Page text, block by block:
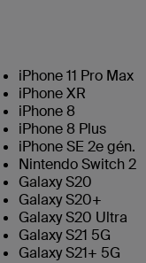
iPhone 11 Pro Max
iPhone XR
iPhone 8
iPhone 8 Plus
iPhone SE 2e gén.
Nintendo Switch 2
Galaxy S20
Galaxy S20+
Galaxy S20 Ultra
Galaxy S21 5G
Galaxy S21+ 5G